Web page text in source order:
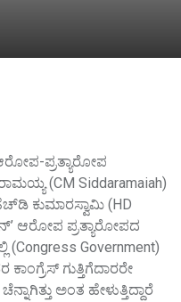
(CM Siddaramaiah)
ಕುಮಾರಸ್ವಾಮಿ (HD
ಆರೋಪ ಪ್ರತ್ಯಾರೋಪದ
Government)
ಗುತ್ತಿಗೆದಾರರೇ
ಅಂತ ಹೇಳುತ್ತಿದ್ದಾರೆ